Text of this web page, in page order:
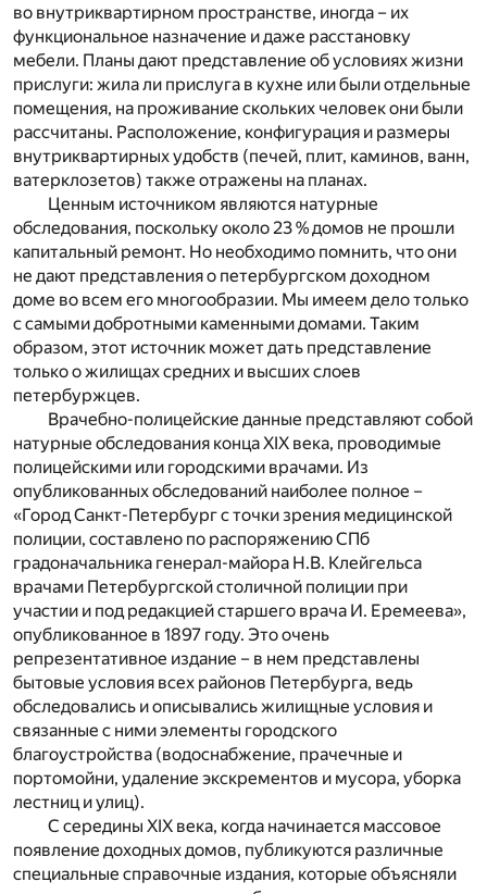
во внутриквартирном пространстве, иногда – их
функциональное назначение и даже расстановку
мебели. Планы дают представление об условиях жизни
прислуги: жила ли прислуга в кухне или были отдельные
помещения, на проживание скольких человек они были
рассчитаны. Расположение, конфигурация и размеры
внутриквартирных удобств (печей, плит, каминов, ванн,
ватерклозетов) также отражены на планах.
Ценным источником являются натурные
обследования, поскольку около 23 % домов не прошли
капитальный ремонт. Но необходимо помнить, что они
не дают представления о петербургском доходном
доме во всем его многообразии. Мы имеем дело только
с самыми добротными каменными домами. Таким
образом, этот источник может дать представление
только о жилищах средних и высших слоев
петербуржцев.
Врачебно-полицейские данные представляют собой
натурные обследования конца XIX века, проводимые
полицейскими или городскими врачами. Из
опубликованных обследований наиболее полное –
«Город Санкт-Петербург с точки зрения медицинской
полиции, составлено по распоряжению СПб
градоначальника генерал-майора Н.В. Клейгельса
врачами Петербургской столичной полиции при
участии и под редакцией старшего врача И. Еремеева»,
опубликованное в 1897 году. Это очень
репрезентативное издание – в нем представлены
бытовые условия всех районов Петербурга, ведь
обследовались и описывались жилищные условия и
связанные с ними элементы городского
благоустройства (водоснабжение, прачечные и
портомойни, удаление экскрементов и мусора, уборка
лестниц и улиц).
С середины XIX века, когда начинается массовое
появление доходных домов, публикуются различные
специальные справочные издания, которые объясняли